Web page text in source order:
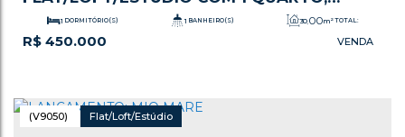
PRAINHA - ARRAIAL DO CABO
R$ 450.000
1 DORMITÓRIO(S) 1 BANHEIRO(S) TOTAL:
30.00m²
ÚTIL:
30.00m²
(V9050) Flat/Loft/Estúdio